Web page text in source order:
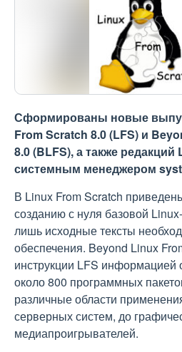
Сформированы новые
From Scratch 8.0 (LFS) и
8.0 (BLFS), а также редакций
системным менеджером
В Linux From Scratch
созданию с нуля базовой
лишь исходные тексты
обеспечения. Beyond Linux
инструкции LFS информацией
около 800 программных
различные области
серверных систем, до
медиапроигрывателей.